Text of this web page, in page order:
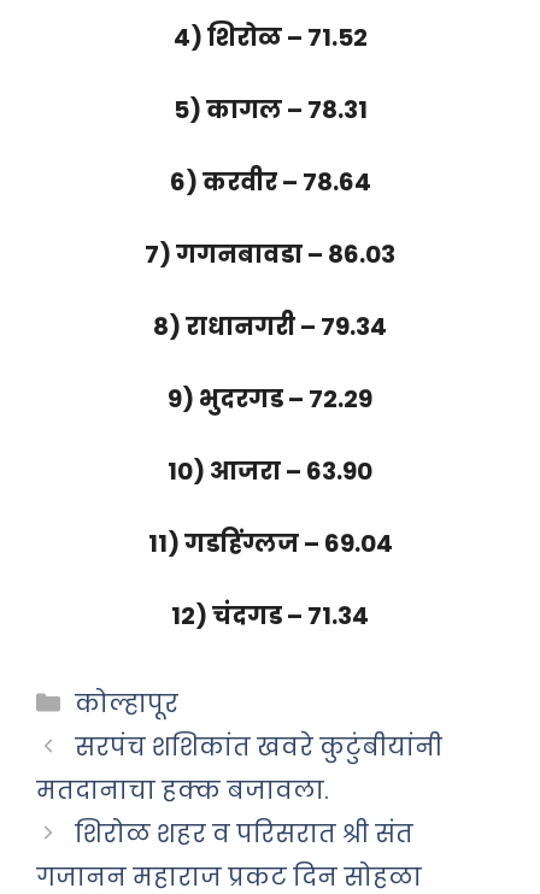
4) शिरोळ – 71.52
5) कागल – 78.31
6) करवीर – 78.64
7) गगनबावडा – 86.03
8) राधानगरी – 79.34
9) भुदरगड – 72.29
10) आजरा – 63.90
11) गडहिंग्लज – 69.04
12) चंदगड – 71.34
Categories
कोल्हापूर
सरपंच शशिकांत खवरे कुटुंबीयांनी
मतदानाचा हक्क बजावला.
शिरोळ शहर व परिसरात श्री संत
गजानन महाराज प्रकट दिन सोहळा